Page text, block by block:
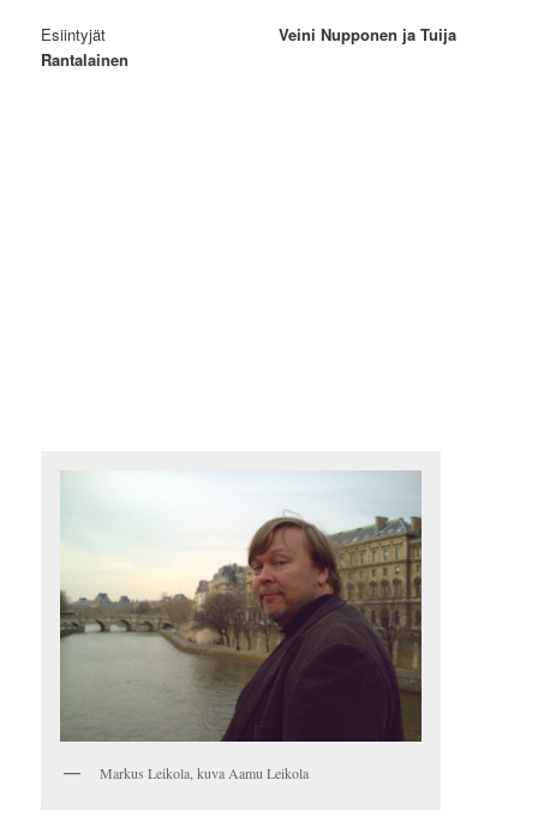
EsiintyjätVeini Nupponen ja Tuija
Rantalainen
Markus Leikola, kuva Aamu Leikola